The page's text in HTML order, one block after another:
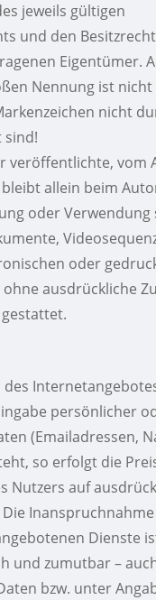
jeweils gültigen
und den
Eigentümer.
Nennung ist nicht
nicht
sind!
veröffentlichte, vom
allein beim
oder Verwendung
oder
ausdrückliche
persönlicher
(Emailadressen,
so erfolgt die
Nutzers auf
Dienste
und zumutbar –
bzw. unter